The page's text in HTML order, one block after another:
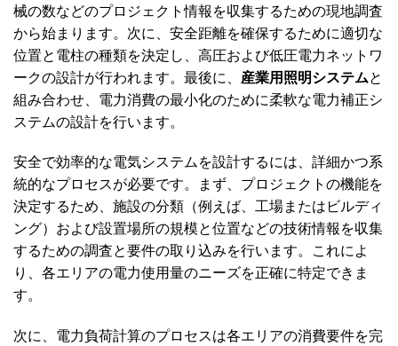
械の数などのプロジェクト情報を収集するための現地調査
から始まります。次に、安全距離を確保するために適切な
位置と電柱の種類を決定し、高圧および低圧電力ネットワ
ークの設計が行われます。最後に、 産業用照明システムと
組み合わせ、電力消費の最小化のために柔軟な電力補正シ
ステムの設計を行います。
安全で効率的な電気システムを設計するには、詳細かつ系
統的なプロセスが必要です。まず、プロジェクトの機能を
決定するため、施設の分類（例えば、工場またはビルディ
ング）および設置場所の規模と位置などの技術情報を収集
するための調査と要件の取り込みを行います。これによ
り、各エリアの電力使用量のニーズを正確に特定できま
す。
次に、電力負荷計算のプロセスは各エリアの消費要件を完